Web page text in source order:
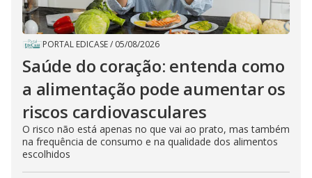
PORTAL EDICASE/ 05/08/2026
Saúde do coração: entenda como
a alimentação pode aumentar os
riscos cardiovasculares
O risco não está apenas no que vai ao prato, mas também
na frequência de consumo e na qualidade dos alimentos
escolhidos